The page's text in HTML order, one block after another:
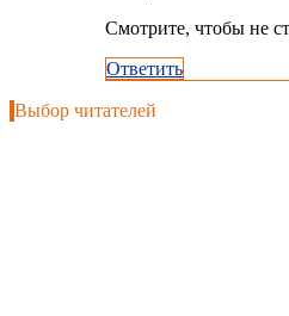
Смотрите, чтобы не
Ответить
Выбор читателей